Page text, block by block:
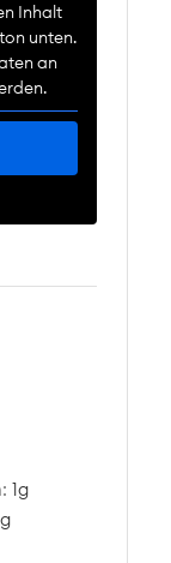
Inhalt
unten.
an
1g
g